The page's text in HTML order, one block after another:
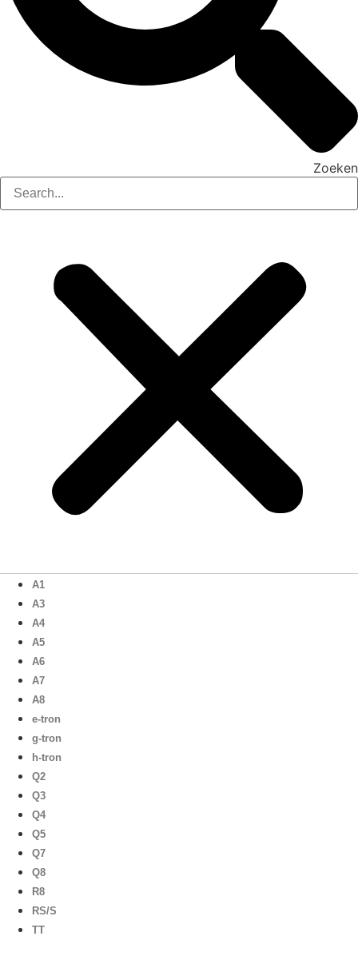
Zoeken
A1
A3
A4
A5
A6
A7
A8
e-tron
g-tron
h-tron
Q2
Q3
Q4
Q5
Q7
Q8
R8
RS/S
TT